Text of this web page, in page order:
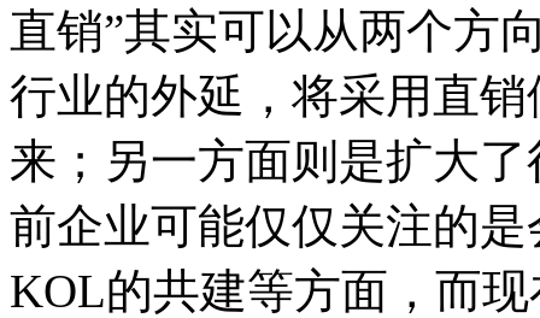
直销”其实可以从两个方
行业的外延，将采用直
来；另一方面则是扩大
前企业可能仅仅关注的
KOL的共建等方面，而